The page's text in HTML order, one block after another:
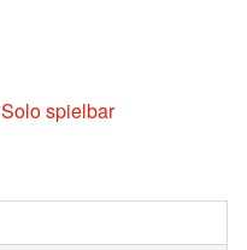
Solo spielbar